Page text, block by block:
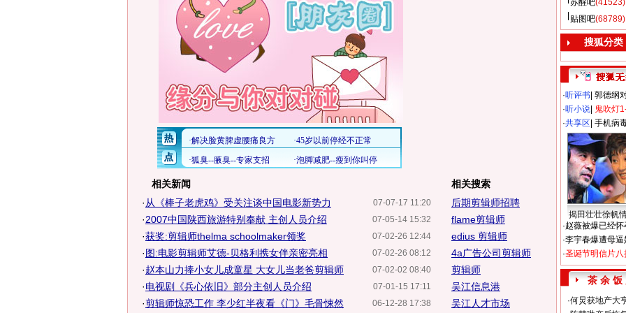
相关新闻
07-07-17 11:20
· 从《棒子老虎鸡》受关注谈中国电影新势力
07-05-14 15:32
·2007中国陕西旅游特别奉献 主创人员介绍
07-02-26 12:44
·获奖:剪辑师thelma schoolmaker领奖
07-02-26 08:12
·图:电影剪辑师艾德-贝格利携女伴亲密亮相
07-02-02 08:40
·赵本山力捧小女儿成童星 大女儿当老爸剪辑师
07-01-15 17:11
·电视剧《兵心依旧》部分主创人员介绍
06-12-28 17:38
·剪辑师惊恐工作 李少红半夜看《门》毛骨悚然
相关搜索
后期剪辑师招聘
flame剪辑师
edius 剪辑师
4a广告公司剪辑师
剪辑师
吴江信息港
吴江人才市场
苏醒吧(41523)
贴图吧(68789)
搜狐分类
·听评书 郭德纲
·听小说 鬼吹灯
·共享区 手机病
揭田壮壮徐帆
·赵薇被爆已经怀
·李宇春爆遭母逼
·圣诞节明信片八
茶 余 饭
·何炅获地产大